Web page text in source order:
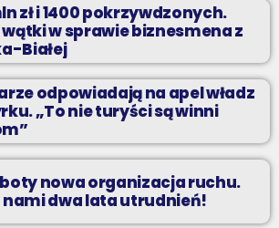
zł i 1400 pokrzywdzonych.
wątki w sprawie biznesmena z
Białej
odpowiadają na apel władz
„To nie turyści są winni
nowa organizacja ruchu.
nami dwa lata utrudnień!